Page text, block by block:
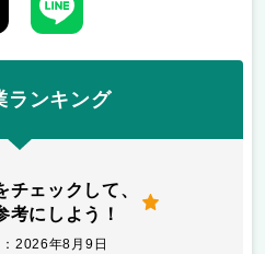
ランキング
チェックして、
考にしよう！
2026年8月9日